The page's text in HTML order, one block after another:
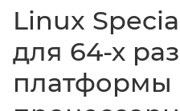
Linux
для 64-х
платформы